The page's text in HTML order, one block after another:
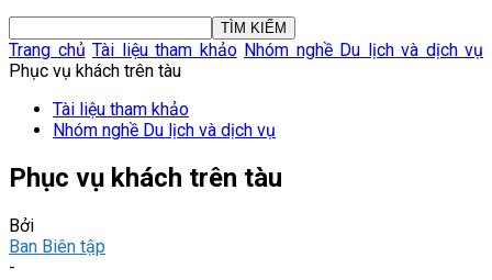
Trang chủ Tài liệu tham khảo Nhóm nghề Du lịch và dịch vụ
Phục vụ khách trên tàu
Tài liệu tham khảo
Nhóm nghề Du lịch và dịch vụ
Phục vụ khách trên tàu
Bởi
Ban Biên tập
-